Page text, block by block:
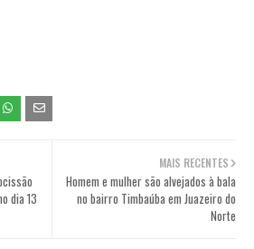
MAIS RECENTES
Homem e mulher são alvejados à bala
no bairro Timbaúba em Juazeiro do
Norte
dia 13